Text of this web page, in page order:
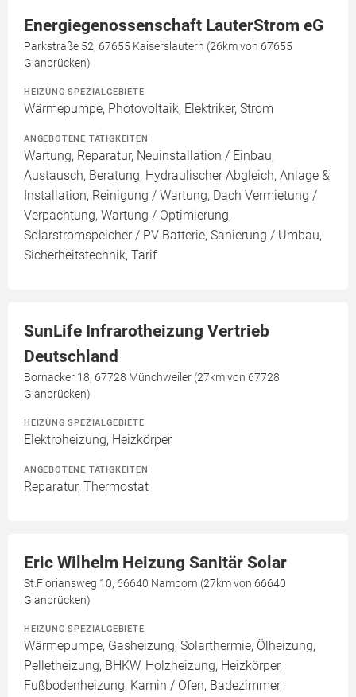
Energiegenossenschaft LauterStrom eG
Parkstraße 52, 67655 Kaiserslautern (26km von 67655
Glanbrücken)
HEIZUNG SPEZIALGEBIETE
Wärmepumpe, Photovoltaik, Elektriker, Strom
ANGEBOTENE TÄTIGKEITEN
Wartung, Reparatur, Neuinstallation / Einbau,
Austausch, Beratung, Hydraulischer Abgleich, Anlage &
Installation, Reinigung / Wartung, Dach Vermietung /
Verpachtung, Wartung / Optimierung,
Solarstromspeicher / PV Batterie, Sanierung / Umbau,
Sicherheitstechnik, Tarif
SunLife Infrarotheizung Vertrieb
Deutschland
Bornacker 18, 67728 Münchweiler (27km von 67728
Glanbrücken)
HEIZUNG SPEZIALGEBIETE
Elektroheizung, Heizkörper
ANGEBOTENE TÄTIGKEITEN
Reparatur, Thermostat
Eric Wilhelm Heizung Sanitär Solar
St.Floriansweg 10, 66640 Namborn (27km von 66640
Glanbrücken)
HEIZUNG SPEZIALGEBIETE
Wärmepumpe, Gasheizung, Solarthermie, Ölheizung,
Pelletheizung, BHKW, Holzheizung, Heizkörper,
Fußbodenheizung, Kamin / Ofen, Badezimmer,